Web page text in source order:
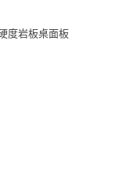
度岩板桌面板